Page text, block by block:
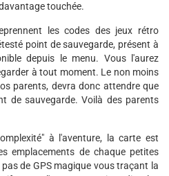
touchée.
les codes des jeux rétro
point de sauvegarde, présent à
depuis le menu. Vous l'aurez
à tout moment. Le non moins
parents, devra donc attendre que
de sauvegarde. Voilà des parents
à l'aventure, la carte est
emplacements de chaque petites
de GPS magique vous traçant la